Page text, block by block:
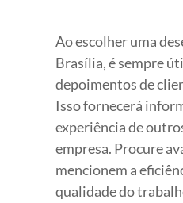
Ao escolher uma
Brasília, é sempre
depoimentos de
Isso fornecerá
experiência de
empresa. Procure
mencionem a
qualidade do